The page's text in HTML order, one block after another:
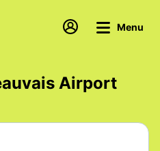
Menu
Airport